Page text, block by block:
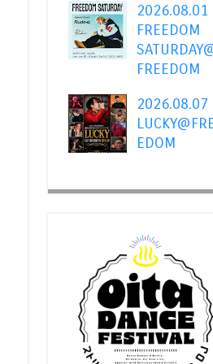
2026.08.01
FREEDOM
FREEDOM
2026.08.07
EDOM